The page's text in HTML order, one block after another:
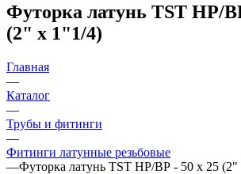
Футорка латунь TST НР/
(2" х 1"1/4)
Главная
—
Каталог
—
Трубы и фитинги
—
Фитинги латунные резьбовые
—Футорка латунь TST НР/ВР - 50 х 25 (2"